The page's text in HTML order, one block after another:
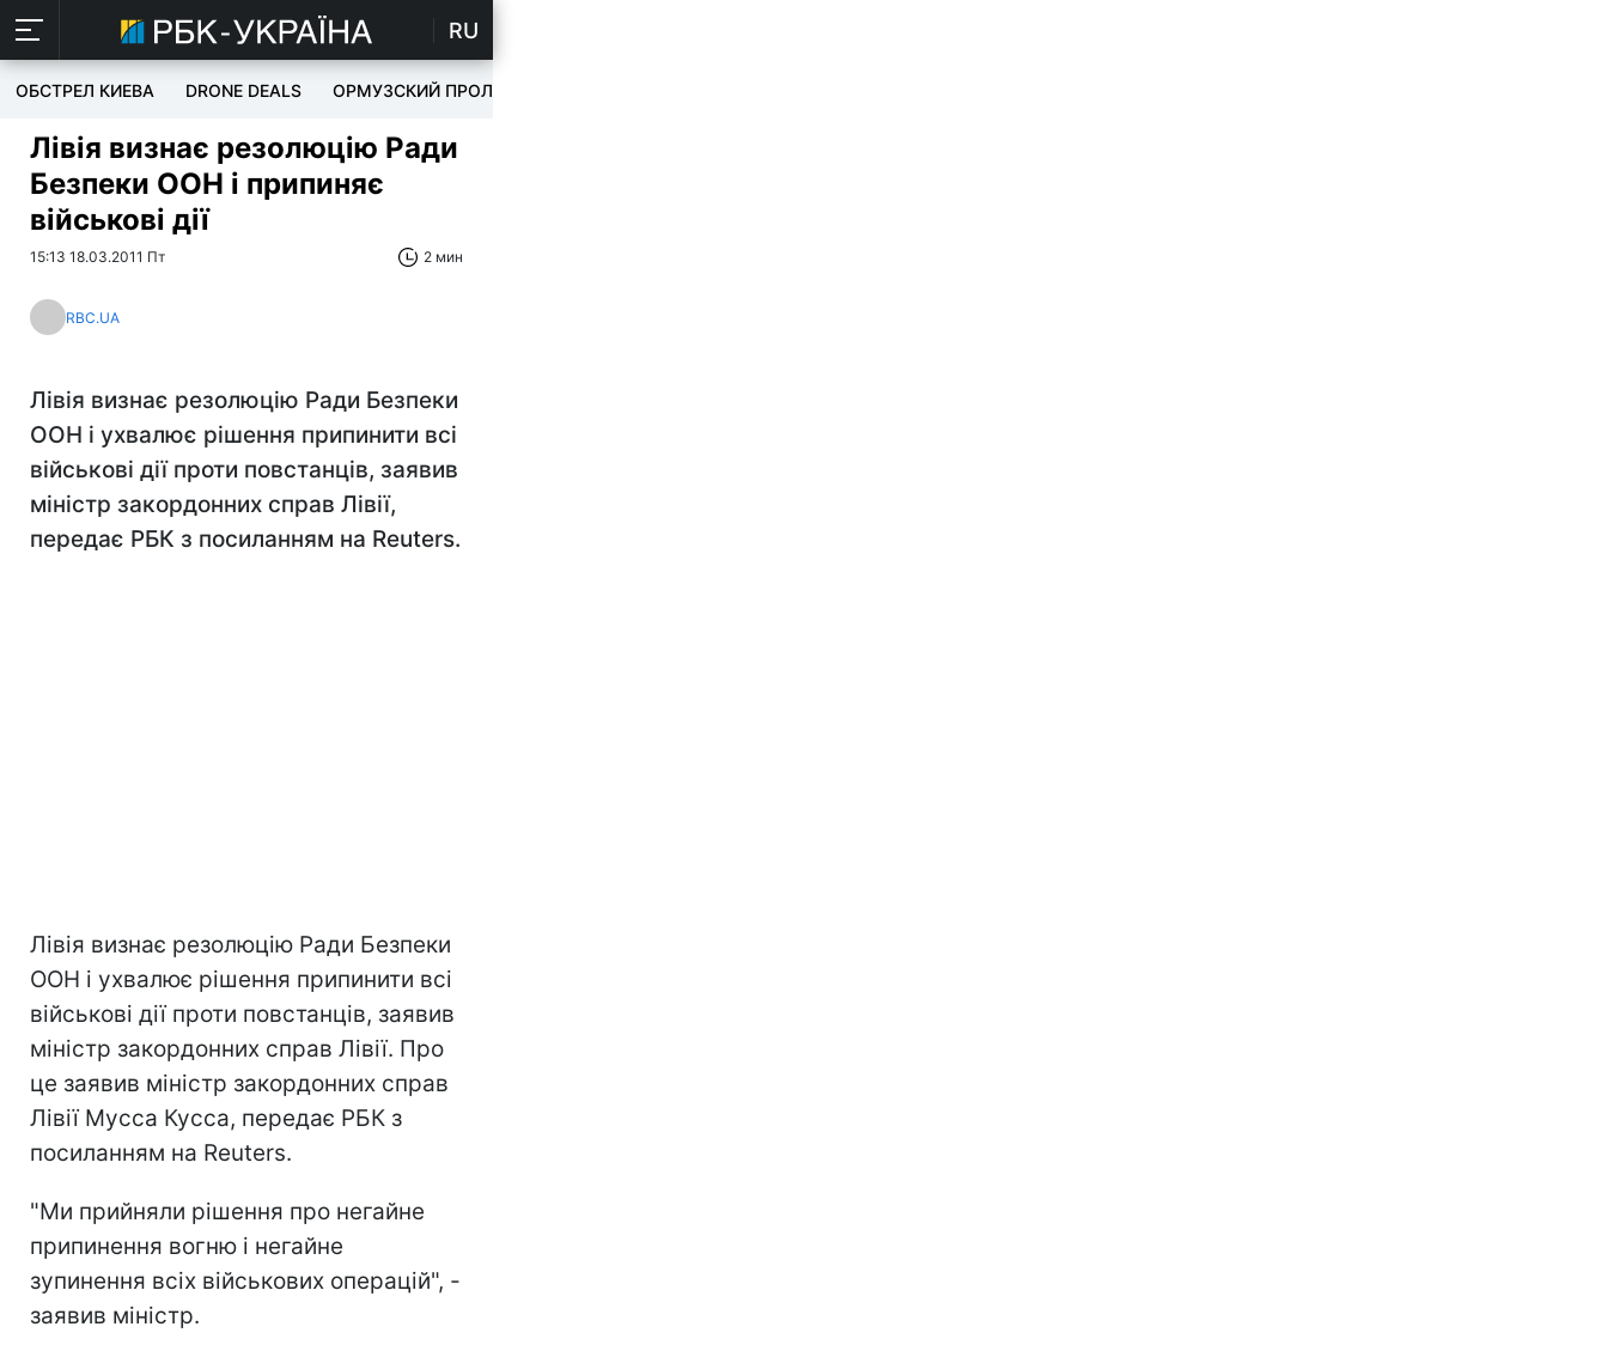
RU
ОБСТРЕЛ КИЕВА DRONE DEALS ОРМУЗСКИЙ ПРОЛИВ
Лівія визнає резолюцію Ради
Безпеки ООН і припиняє
військові дії
15:13 18.03.2011 Пт 2 мин
RBC.UA
Лівія визнає резолюцію Ради Безпеки
ООН і ухвалює рішення припинити всі
військові дії проти повстанців, заявив
міністр закордонних справ Лівії,
передає РБК з посиланням на Reuters.
Лівія визнає резолюцію Ради Безпеки
ООН і ухвалює рішення припинити всі
військові дії проти повстанців, заявив
міністр закордонних справ Лівії. Про
це заявив міністр закордонних справ
Лівії Мусса Кусса, передає РБК з
посиланням на Reuters.
"Ми прийняли рішення про негайне
припинення вогню і негайне
зупинення всіх військових операцій", -
заявив міністр.